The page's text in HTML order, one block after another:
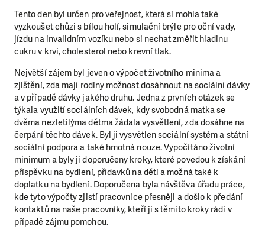
Tento den byl určen pro veřejnost, která si mohla také
vyzkoušet chůzi s bílou holí, simulační brýle pro oční vady,
jízdu na invalidním vozíku nebo si nechat změřit hladinu
cukru v krvi, cholesterol nebo krevní tlak.
Největší zájem byl jeven o výpočet životního minima a
zjištění, zda mají rodiny možnost dosáhnout na sociální dávky
a v případě dávky jakého druhu. Jedna z prvních otázek se
týkala využití sociálních dávek, kdy svobodná matka se
dvěma nezletilýma dětma žádala vysvětlení, zda dosáhne na
čerpání těchto dávek. Byl ji vysvětlen sociální systém a státní
sociální podpora a také hmotná nouze. Vypočítáno životní
minimum a byly ji doporučeny kroky, které povedou k získání
příspěvku na bydlení, přídavků na děti a možná také k
doplatku na bydlení. Doporučena byla návštěva úřadu práce,
kde tyto výpočty zjistí pracovnice přesněji a došlo k předání
kontaktů na naše pracovníky, kteří ji s těmito kroky rádi v
případě zájmu pomohou.